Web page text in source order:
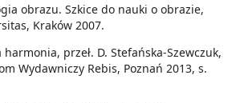
obrazu. Szkice do nauki o obrazie,
Kraków 2007.
harmonia, przeł. D. Stefańska-Szewczuk,
Wydawniczy Rebis, Poznań 2013, s.